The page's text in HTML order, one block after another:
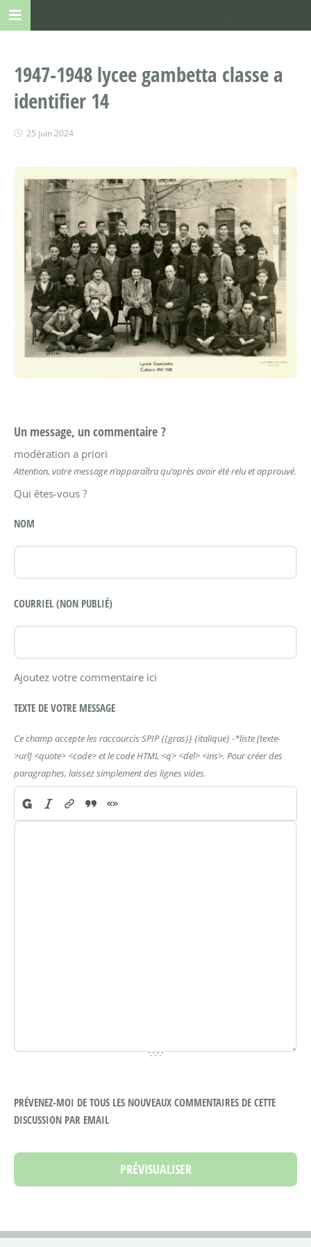
1947-1948 lycee gambetta classe a
identifier 14
25 juin 2024
Un message, un commentaire ?
modération a priori
Attention, votre message n’apparaîtra qu’après avoir été relu et approuvé.
Qui êtes-vous ?
NOM
COURRIEL (NON PUBLIÉ)
Ajoutez votre commentaire ici
TEXTE DE VOTRE MESSAGE
Ce champ accepte les raccourcis SPIP{{gras}}{italique}-*liste[texte-
>url] <quote> <code>et le code HTML <q> <del> <ins>. Pour créer des
paragraphes, laissez simplement des lignes vides.
PRÉVENEZ-MOI DE TOUS LES NOUVEAUX COMMENTAIRES DE CETTE
DISCUSSION PAR EMAIL